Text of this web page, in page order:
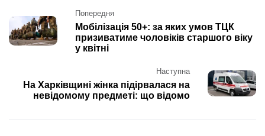
Post
navigation
Попередня
Мобілізація 50+: за яких умов ТЦК
призиватиме чоловіків старшого віку
у квітні
Наступна
На Харківщині жінка підірвалася на
невідомому предметі: що відомо